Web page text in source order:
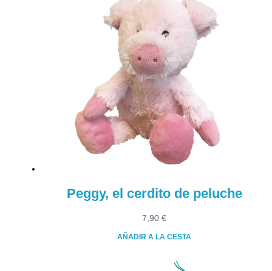
4,00 €.
Peggy, el cerdito de peluche
7,90 €
AÑADIR A LA CESTA